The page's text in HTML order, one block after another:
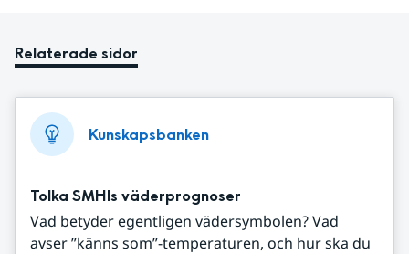
Relaterade sidor
Kunskapsbanken
Tolka SMHIs väderprognoser
Vad betyder egentligen vädersymbolen? Vad
avser ”känns som”-temperaturen, och hur ska du